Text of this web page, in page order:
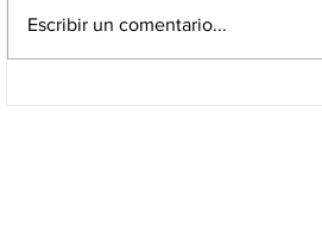
Escribir un comentario...